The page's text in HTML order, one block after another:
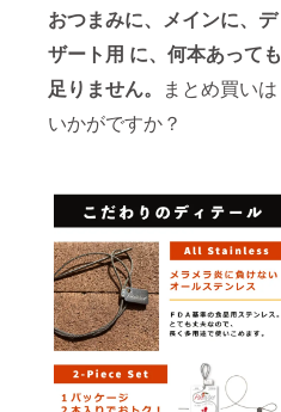
おつまみに、メインに、デ
ザート用 に、何本あっても
足りません。 まとめ買いは
いかがですか？